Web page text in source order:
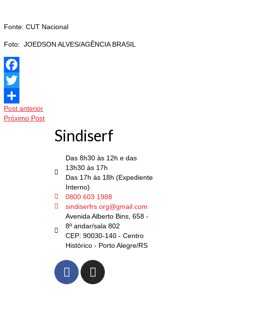
Fonte: CUT Nacional
Foto: JOEDSON ALVES/AGÊNCIA BRASIL
Facebook
Twitter
Share
Post anterior
Próximo Post
Sindiserf
Das 8h30 às 12h e das
13h30 às 17h
Das 17h às 18h (Expediente
Interno)
0800 603 1988
sindiserfrs.org@gmail.com
Avenida Alberto Bins, 658 -
8º andar/sala 802
CEP: 90030-140 - Centro
Histórico - Porto Alegre/RS